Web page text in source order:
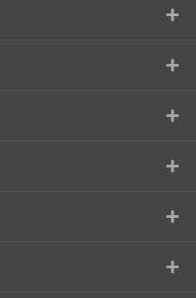
+
+
+
+
+
+